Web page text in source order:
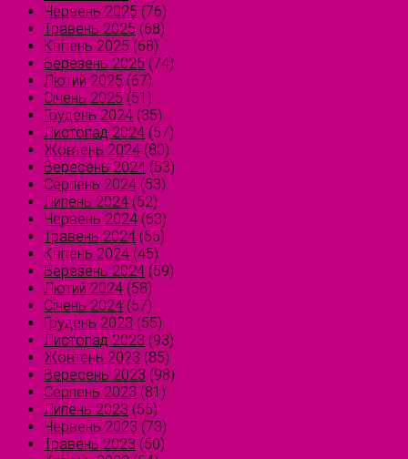
Червень 2025 (76)
Травень 2025 (68)
Квітень 2025 (68)
Березень 2025 (74)
Лютий 2025 (67)
Січень 2025 (51)
Грудень 2024 (35)
Листопад 2024 (57)
Жовтень 2024 (80)
Вересень 2024 (53)
Серпень 2024 (53)
Липень 2024 (52)
Червень 2024 (63)
Травень 2024 (55)
Квітень 2024 (45)
Березень 2024 (59)
Лютий 2024 (58)
Січень 2024 (57)
Грудень 2023 (55)
Листопад 2023 (93)
Жовтень 2023 (85)
Вересень 2023 (98)
Серпень 2023 (81)
Липень 2023 (55)
Червень 2023 (73)
Травень 2023 (50)